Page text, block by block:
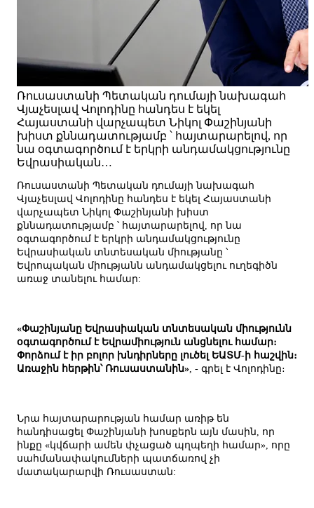
Ռուսաստանի Պետական դումայի նախագահ
Վյաչեսլավ Վոլոդինը հանդես է եկել
Հայաստանի վարչապետ Նիկոլ Փաշինյանի
խիստ քննադատությամբ ՝ հայտարարելով, որ
նա օգտագործում է երկրի անդամակցությունը
Եվրասիական…
Ռուսաստանի Պետական դումայի նախագահ
Վյաչեսլավ Վոլոդինը հանդես է եկել Հայաստանի
վարչապետ Նիկոլ Փաշինյանի խիստ
քննադատությամբ ՝ հայտարարելով, որ նա
օգտագործում է երկրի անդամակցությունը
Եվրասիական տնտեսական միությանը ՝
Եվրոպական միությանն անդամակցելու ուղեգիծն
առաջ տանելու համար:
«Փաշինյանը Եվրասիական տնտեսական միությունն
օգտագործում է Եվրամիություն անցնելու համար։
Փորձում է իր բոլոր խնդիրները լուծել ԵԱՏՄ-ի հաշվին։
Առաջին հերթին՝ Ռուսաստանին» , - գրել է Վոլոդինը։
Նրա հայտարարության համար առիթ են
հանդիսացել Փաշինյանի խոսքերն այն մասին, որ
ինքը «կվճարի ամեն փչացած պղպեղի համար», որը
սահմանափակումների պատճառով չի
մատակարարվի Ռուսաստան: